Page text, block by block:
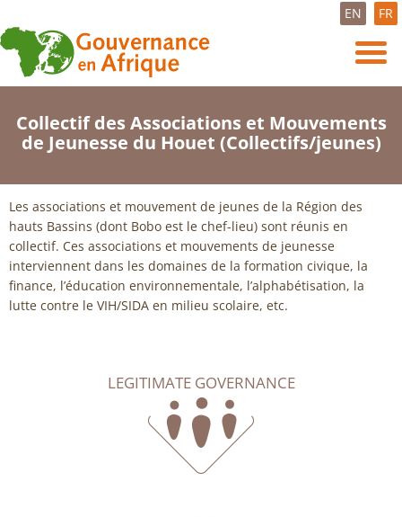
EN FR
Collectif des Associations et Mouvements
de Jeunesse du Houet (Collectifs/jeunes)
Les associations et mouvement de jeunes de la Région des
hauts Bassins (dont Bobo est le chef-lieu) sont réunis en
collectif. Ces associations et mouvements de jeunesse
interviennent dans les domaines de la formation civique, la
finance, l’éducation environnementale, l’alphabétisation, la
lutte contre le VIH/SIDA en milieu scolaire, etc.
LEGITIMATE GOVERNANCE